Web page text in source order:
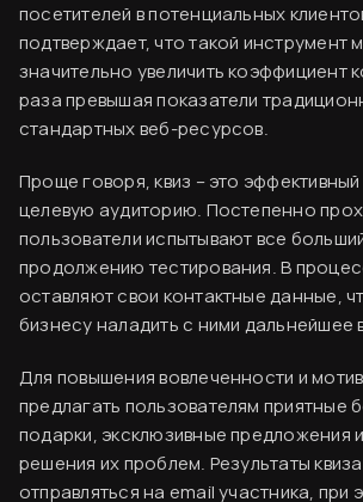
посетителей в потенциальных
подтверждает, что такой инструмент
значительно увеличить коэффициент
раза превышая показатели
стандартных веб-ресурсов.
Проще говоря, квиз – это
целевую аудиторию. Постепенно
пользователи испытывают все
продолжению тестирования. В
оставляют свои контактные данные,
бизнесу наладить с ними дальнейшее
Для повышения вовлеченности и
предлагать пользователям приятные
подарки, эксклюзивные предложения
решения их проблем. Результаты
отправляться на email участника, при